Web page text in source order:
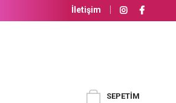
İletişim
SEPETIM